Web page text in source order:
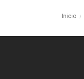
Inicio